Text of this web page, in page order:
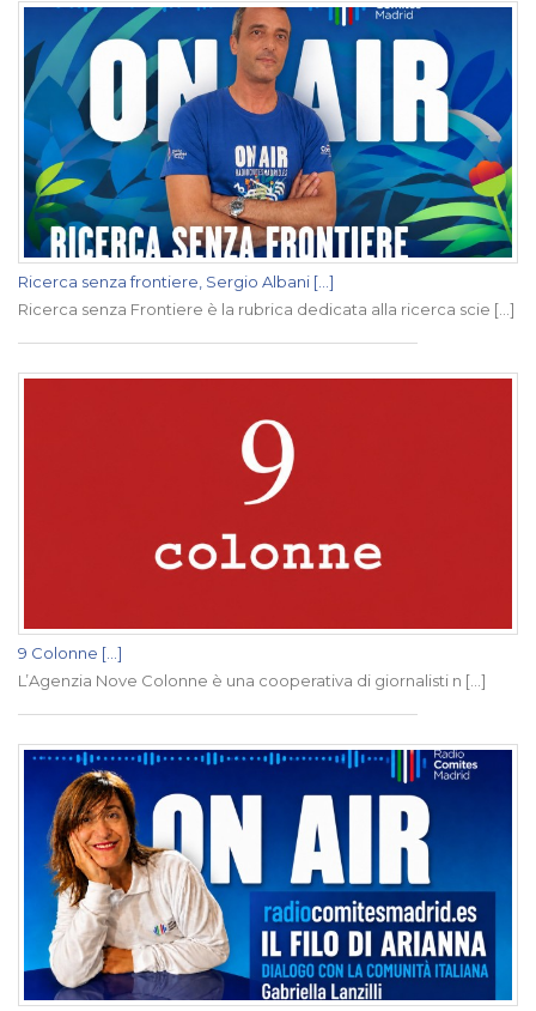
Ricerca senza frontiere, Sergio Albani [...]
Ricerca senza Frontiere è la rubrica dedicata alla ricerca scie [...]
9 Colonne [...]
L’Agenzia Nove Colonne è una cooperativa di giornalisti n [...]